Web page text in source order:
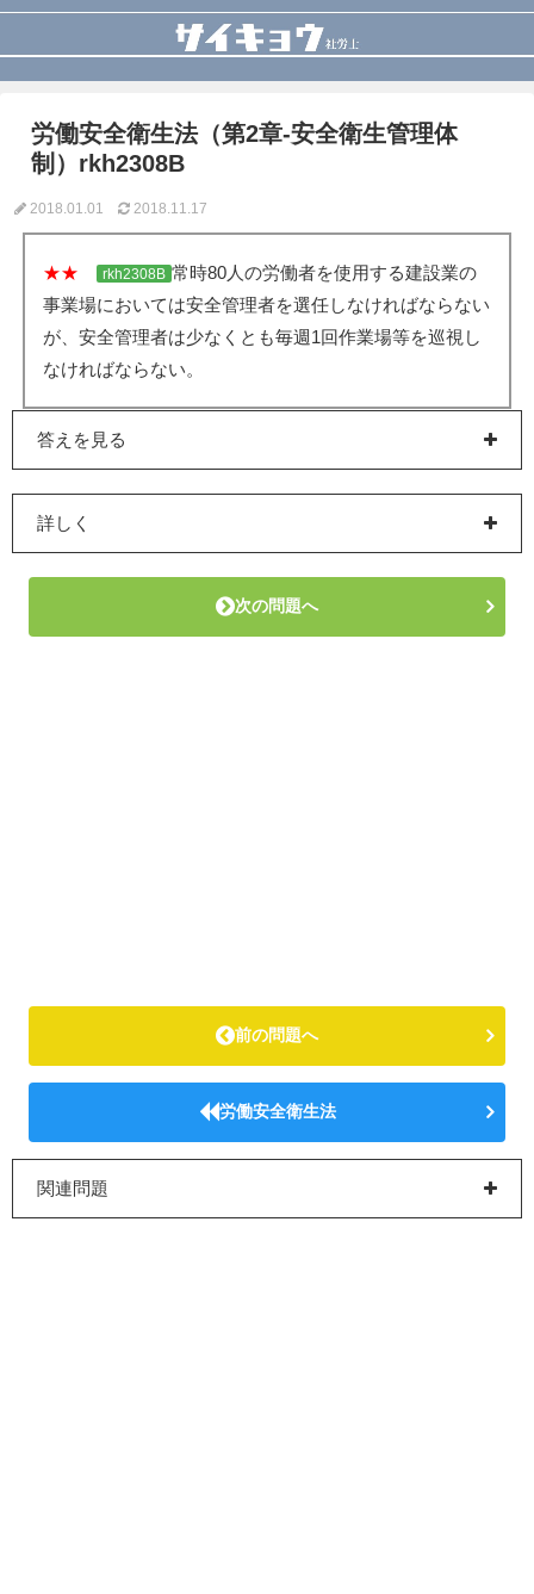
労働安全衛生法（第2章-安全衛生管理体
制）rkh2308B
2018.01.01 2018.11.17
★★ rkh2308B 常時80人の労働者を使用する建設業の
事業場においては安全管理者を選任しなければならない
が、安全管理者は少なくとも毎週1回作業場等を巡視し
なければならない。
答えを見る
詳しく
次の問題へ
前の問題へ
労働安全衛生法
関連問題